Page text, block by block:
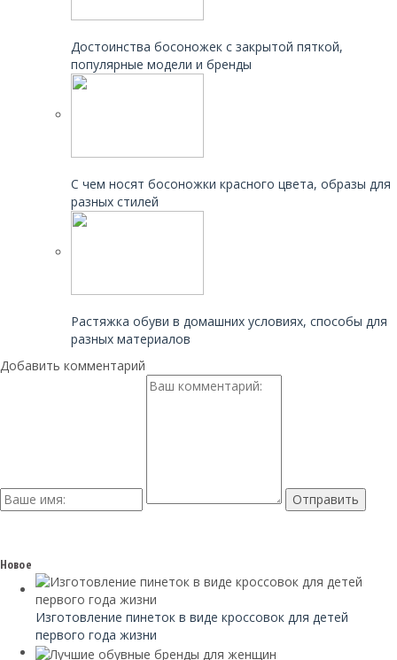
Достоинства босоножек с закрытой пяткой,
популярные модели и бренды
С чем носят босоножки красного цвета, образы для
разных стилей
Растяжка обуви в домашних условиях, способы для
разных материалов
Добавить комментарий
Новое
Изготовление пинеток в виде кроссовок для детей
первого года жизни